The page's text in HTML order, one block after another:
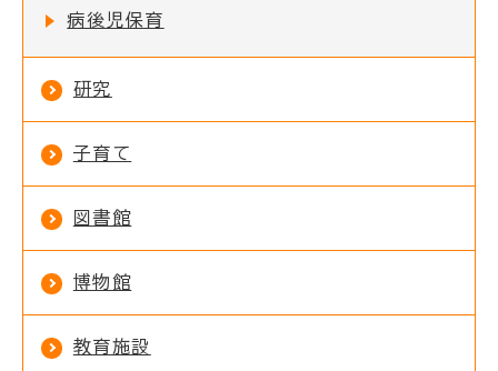
病後児保育
研究
子育て
図書館
博物館
教育施設